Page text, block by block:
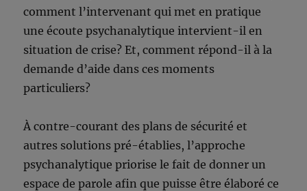
comment l’intervenant qui met en pratique
une écoute psychanalytique intervient-il en
situation de crise? Et, comment répond-il à la
demande d’aide dans ces moments
particuliers?
À contre-courant des plans de sécurité et
autres solutions pré-établies, l’approche
psychanalytique priorise le fait de donner un
espace de parole afin que puisse être élaboré ce